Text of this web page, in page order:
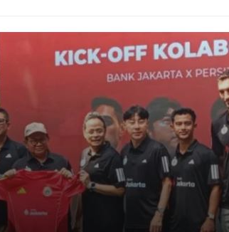
6: Dunia Baru, Cinta Terlarang, dan
saat Reading Mode aktif. Ini adalah
lingkungan peramban, menjaga
untuk menciptakan ekosistem digital
detail terkecil sekalipun.